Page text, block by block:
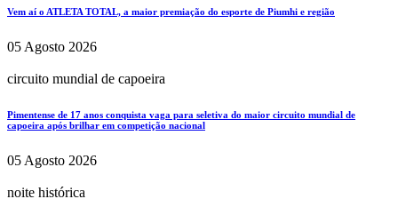
Vem aí o ATLETA TOTAL, a maior premiação do esporte de Piumhi e região
05 Agosto 2026
circuito mundial de capoeira
Pimentense de 17 anos conquista vaga para seletiva do maior circuito mundial de
capoeira após brilhar em competição nacional
05 Agosto 2026
noite histórica